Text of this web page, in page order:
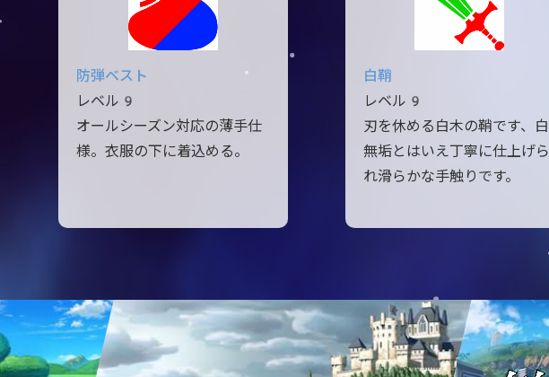
防弾ベスト
レベル9
オールシーズン対応の薄手仕
様。衣服の下に着込める。
白鞘
レベル9
刃を休める白木の鞘です、白
無垢とはいえ丁寧に仕上げら
れ滑らかな手触りです。